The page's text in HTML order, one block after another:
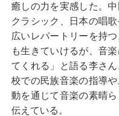
癒しの力を実感した。
クラシック、日本の唱
広いレパートリーを持
も生きていけるが、音
てくれる」と語る李さ
校での民族音楽の指導
動を通じて音楽の素晴
伝えている。